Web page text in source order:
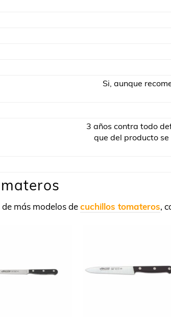
Si, aunque
3 años contra todo
que del producto
más modelos decuchillos tomateros,